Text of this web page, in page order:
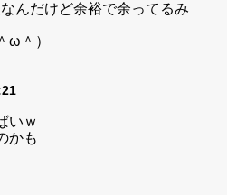
んだけど余裕で余ってるみ
ω＾）
いｗ
かも